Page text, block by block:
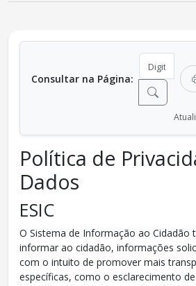
Consultar na Página:
Política de
Dados
ESIC
O Sistema de Informação ao Cidadão
informar ao cidadão, informações
com o intuito de promover mais
específicas, como o esclarecimento